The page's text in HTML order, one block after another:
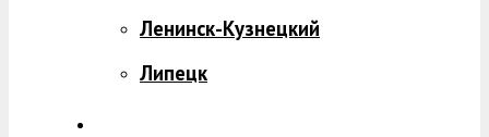
Ленинск-Кузнецкий
Липецк